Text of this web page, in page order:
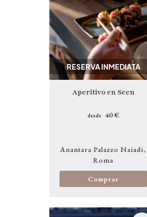
RESERVA INMEDIATA
Aperitivo en Seen
desde 40 €
Anantara Palazzo Naiadi
Roma
Comprar